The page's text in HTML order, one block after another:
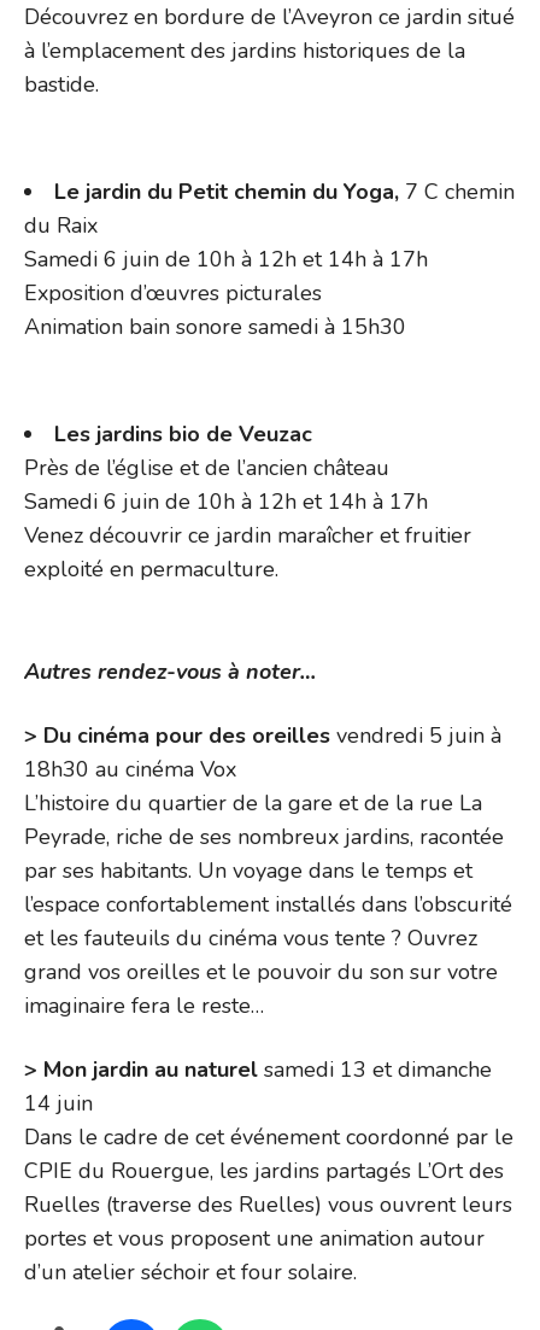
Découvrez en bordure de l’Aveyron ce jardin situé
à l’emplacement des jardins historiques de la
bastide.
Le jardin du Petit chemin du Yoga, 7 C chemin
du Raix
Samedi 6 juin de 10h à 12h et 14h à 17h
Exposition d’œuvres picturales
Animation bain sonore samedi à 15h30
Les jardins bio de Veuzac
Près de l’église et de l’ancien château
Samedi 6 juin de 10h à 12h et 14h à 17h
Venez découvrir ce jardin maraîcher et fruitier
exploité en permaculture.
Autres rendez-vous à noter…
> Du cinéma pour des oreilles vendredi 5 juin à
18h30 au cinéma Vox
L’histoire du quartier de la gare et de la rue La
Peyrade, riche de ses nombreux jardins, racontée
par ses habitants. Un voyage dans le temps et
l’espace confortablement installés dans l’obscurité
et les fauteuils du cinéma vous tente ? Ouvrez
grand vos oreilles et le pouvoir du son sur votre
imaginaire fera le reste…
> Mon jardin au naturel samedi 13 et dimanche
14 juin
Dans le cadre de cet événement coordonné par le
CPIE du Rouergue, les jardins partagés L’Ort des
Ruelles (traverse des Ruelles) vous ouvrent leurs
portes et vous proposent une animation autour
d’un atelier séchoir et four solaire.